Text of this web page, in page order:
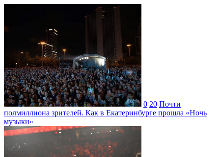
0 20 Почти
полмиллиона зрителей. Как в Екатеринбурге прошла «Ночь
музыки»